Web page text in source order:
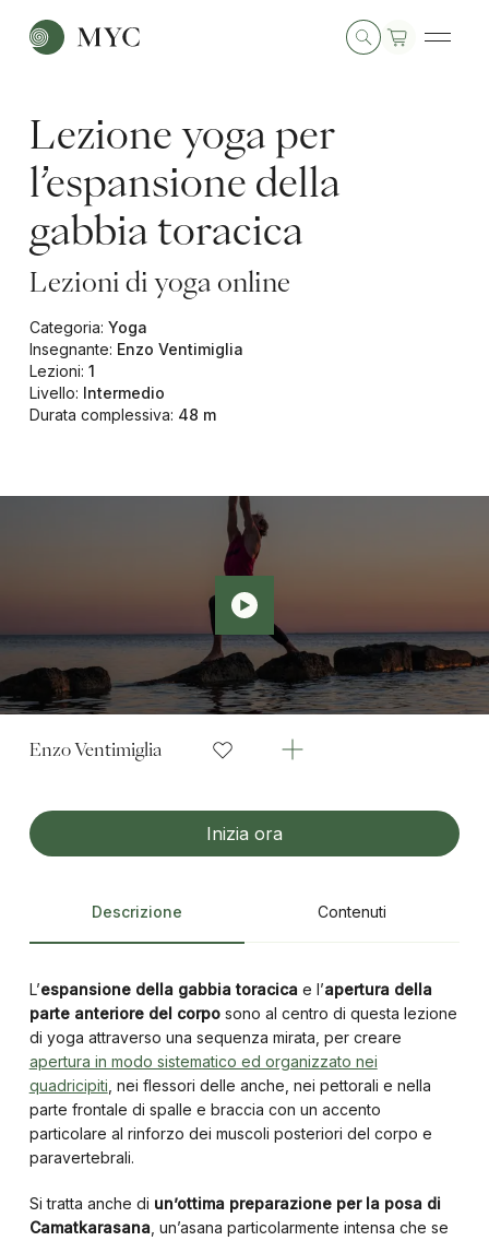
Lezione yoga per
l’espansione della
gabbia toracica
Lezioni di yoga online
Categoria: Yoga
Insegnante: Enzo Ventimiglia
Lezioni: 1
Livello: Intermedio
Durata complessiva: 48 m
Enzo Ventimiglia
Inizia ora
Descrizione Contenuti
L’espansione della gabbia toracica e l’apertura della
parte anteriore del corposono al centro di questa lezione
di yoga attraverso una sequenza mirata, per creare
apertura in modo sistematico ed organizzato nei
quadricipiti , nei flessori delle anche, nei pettorali e nella
parte frontale di spalle e braccia con un accento
particolare al rinforzo dei muscoli posteriori del corpo e
paravertebrali.
Si tratta anche di un’ottima preparazione per la posa di
Camatkarasana , un’asana particolarmente intensa che se